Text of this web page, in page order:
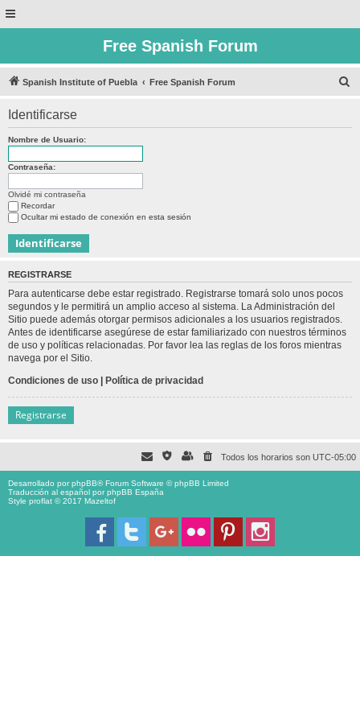
Free Spanish Forum
Spanish Institute of Puebla Free Spanish Forum
Identificarse
Nombre de Usuario:
Contraseña:
Olvidé mi contraseña
Recordar
Ocultar mi estado de conexión en esta sesión
REGISTRARSE
Para autenticarse debe estar registrado. Registrarse tomará solo unos pocos
segundos y le permitirá un amplio acceso al sistema. La Administración del
Sitio puede además otorgar permisos adicionales a los usuarios registrados.
Antes de identificarse asegúrese de estar familiarizado con nuestros términos
de uso y políticas relacionadas. Por favor lea las reglas de los foros mientras
navega por el Sitio.
Condiciones de uso | Política de privacidad
Registrarse
Todos los horarios son UTC-05:00
Desarrollado porphpBB® Forum Software © phpBB Limited
Traducción al español porphpBB España
Style proflat © 2017 Mazeltof